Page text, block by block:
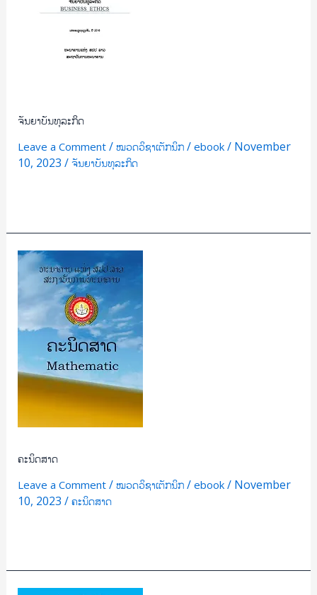
ຈັນຍາບັນທຸລະກິດ
Leave a Comment / ໝວດວິຊາເຕັກນິກ/ ebook / November
10, 2023 / ຈັນຍາບັນທຸລະກິດ
ຄະນິດສາດ
Leave a Comment / ໝວດວິຊາເຕັກນິກ/ ebook / November
10, 2023 / ຄະນິດສາດ
ຄະນິດສາດ